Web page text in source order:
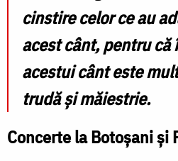
cinstire celor ce au
acest cânt, pentru că
acestui cânt este
trudă și măiestrie.
Concerte la Botoșani și